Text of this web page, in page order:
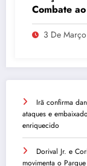
Combate
Atividades
3 De
Irã confirma
ataques e
enriquecido
Dorival Jr. e
movimenta o